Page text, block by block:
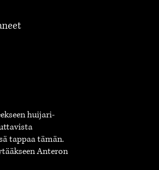
huijari-
tappaa tämän.
Anteron